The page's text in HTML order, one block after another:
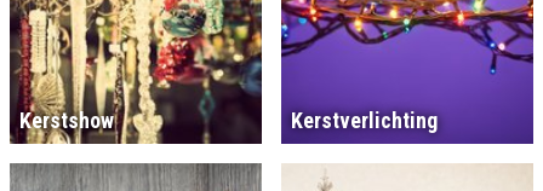
Kerstshow Kerstverlichting